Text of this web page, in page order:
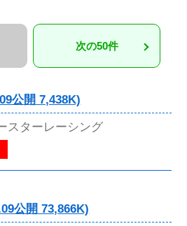
次の50件
公開 7,438K)
スターレーシング
公開 73,866K)